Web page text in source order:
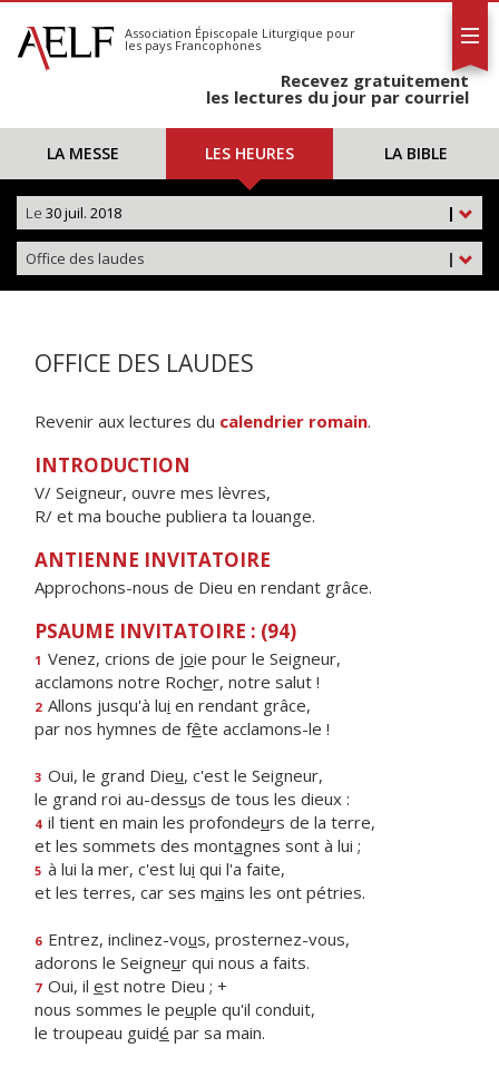
S'abonner
Calendrier
Association Épiscopale Liturgique pour
les pays Francophones
Recevez gratuitement
les lectures du jour par courriel
LA MESSE LES HEURES LA BIBLE
|
Le 30 juil. 2018
|
Office des laudes
OFFICE DES LAUDES
Revenir aux lectures du calendrier romain.
INTRODUCTION
V/ Seigneur, ouvre mes lèvres,
R/ et ma bouche publiera ta louange.
ANTIENNE INVITATOIRE
Approchons-nous de Dieu en rendant grâce.
PSAUME INVITATOIRE : (94)
1 Venez, crions de joie pour le Seigneur,
acclamons notre Rocher, notre salut !
2 Allons jusqu'à lui en rendant grâce,
par nos hymnes de fête acclamons-le !
3 Oui, le grand Dieu, c'est le Seigneur,
le grand roi au-dessus de tous les dieux :
4 il tient en main les profondeurs de la terre,
et les sommets des montagnes sont à lui ;
5 à lui la mer, c'est lui qui l'a faite,
et les terres, car ses mains les ont pétries.
6 Entrez, inclinez-vous, prosternez-vous,
adorons le Seigneur qui nous a faits.
7 Oui, il est notre Dieu ; +
nous sommes le peuple qu'il conduit,
le troupeau guidé par sa main.